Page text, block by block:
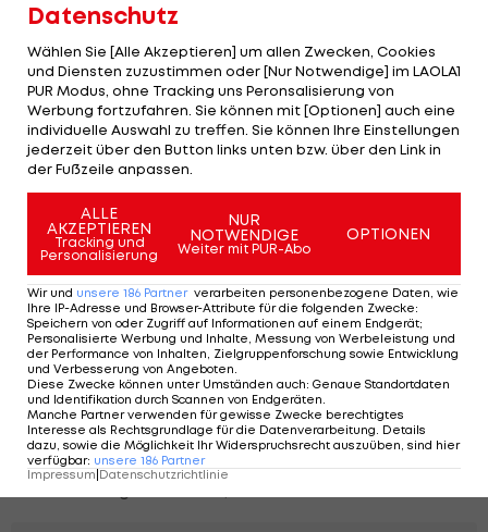
Gotschke kommt damit auch einer Forderung im
zerstrittenen ÖTTV nach, so hatten u.a. fünf
Landesverbände und die Spielervertreter Daniel
Habesohn und Sofia Polcanova den Rücktritt der
Verbandsspitze gefordert.
Gemeint war damit auch Vizepräsident Conrad
Miller. Wie dieser zu der Sachlage steht, ist noch
offen. Bekrittelt wurde der Umgang mit der
Aufklärung der Missbrauchsvorwürfe gegen einen
Nachwuchstrainer, der im Verein des
Vizepräsidenten angestellt war.
Der ÖTTV, so Gotschke, habe kein Durchgriffsrecht
auf Vereine. "Ich habe ihn gebeten, den Trainer
aus dem Betrieb zu nehmen - aber ich bin damit
Datenschutz
Wählen Sie [Alle Akzeptieren] um allen Zwecken, Cookies
und Diensten zuzustimmen oder [Nur Notwendige] im LAOLA1
PUR Modus, ohne Tracking uns Peronsalisierung von
Werbung fortzufahren. Sie können mit [Optionen] auch eine
individuelle Auswahl zu treffen. Sie können Ihre Einstellungen
jederzeit über den Button links unten bzw. über den Link in
der Fußzeile anpassen.
ALLE
AKZEPTIEREN
Tracking und
Personalisierung
NUR
NOTWENDIGE
Weiter mit PUR-Abo
OPTIONEN
Wir und unsere 186 Partner verarbeiten personenbezogene Daten, wie
Ihre IP-Adresse und Browser-Attribute für die folgenden Zwecke:
Speichern von oder Zugriff auf Informationen auf einem Endgerät;
Personalisierte Werbung und Inhalte, Messung von Werbeleistung und
der Performance von Inhalten, Zielgruppenforschung sowie Entwicklung
und Verbesserung von Angeboten.
Diese Zwecke können unter Umständen auch: Genaue Standortdaten
und Identifikation durch Scannen von Endgeräten.
Manche Partner verwenden für gewisse Zwecke berechtigtes
Interesse als Rechtsgrundlage für die Datenverarbeitung. Details
dazu, sowie die Möglichkeit Ihr Widerspruchsrecht auszuüben, sind hier
verfügbar: unsere 186 Partner
Impressum Datenschutzrichtlinie